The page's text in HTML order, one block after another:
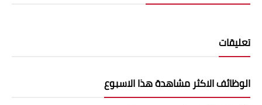
تعليقات
الوظائف الاكثر مشاهدة هذا الاسبوع